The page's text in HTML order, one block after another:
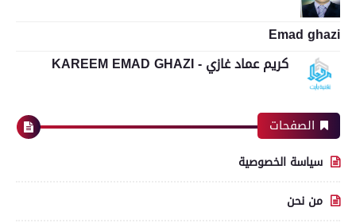
Emad ghazi
كريم عماد غازي - KAREEM EMAD GHAZI
الصفحات
سياسة الخصوصية
من نحن